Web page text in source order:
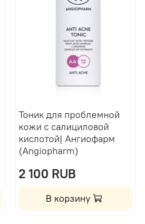
Тоник для проблемной
кожи с салициловой
кислотой| Ангиофарм
(Angiopharm)
2 100 RUB
В корзину